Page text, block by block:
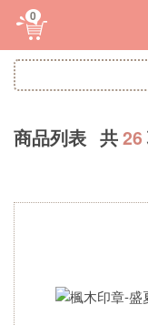
0
商品列表 共26